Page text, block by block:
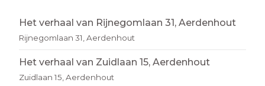
Het verhaal van Rijnegomlaan 31, Aerdenhout
Rijnegomlaan 31, Aerdenhout
Het verhaal van Zuidlaan 15, Aerdenhout
Zuidlaan 15, Aerdenhout